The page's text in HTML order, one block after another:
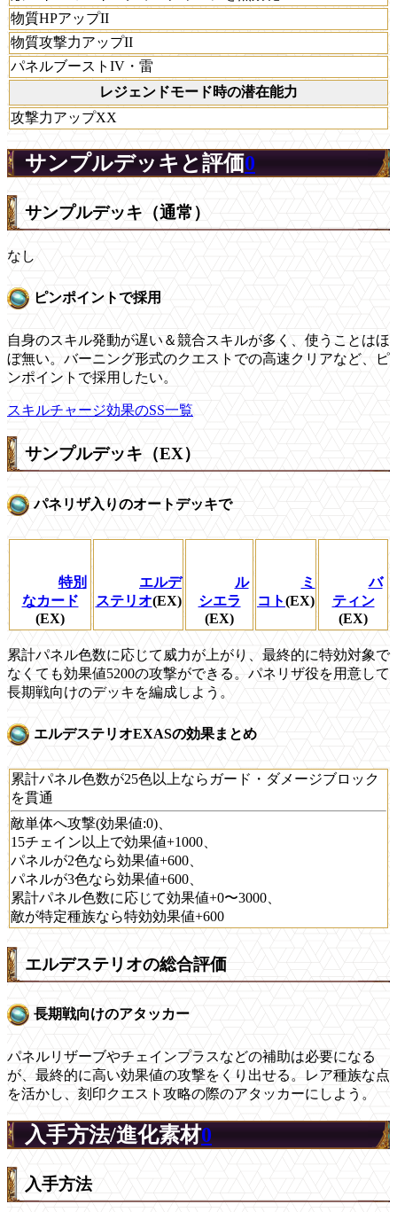
物質HPアップII
物質攻撃力アップII
パネルブーストIV・雷
レジェンドモード時の潜在能力
攻撃力アップXX
サンプルデッキと評価0
サンプルデッキ（通常）
なし
ピンポイントで採用
自身のスキル発動が遅い＆競合スキルが多く、使うことはほ
ぼ無い。バーニング形式のクエストでの高速クリアなど、ピ
ンポイントで採用したい。
スキルチャージ効果のSS一覧
サンプルデッキ（EX）
パネリザ入りのオートデッキで
特別
なカード
(EX)
エルデ
ステリオ(EX)
ル
シエラ
(EX)
ミ
コト(EX)
バ
ティン
(EX)
累計パネル色数に応じて威力が上がり、最終的に特効対象で
なくても効果値5200の攻撃ができる。パネリザ役を用意して
長期戦向けのデッキを編成しよう。
エルデステリオEXASの効果まとめ
累計パネル色数が25色以上ならガード・ダメージブロック
を貫通
敵単体へ攻撃(効果値:0)、
15チェイン以上で効果値+1000、
パネルが2色なら効果値+600、
パネルが3色なら効果値+600、
累計パネル色数に応じて効果値+0〜3000、
敵が特定種族なら特効効果値+600
エルデステリオの総合評価
長期戦向けのアタッカー
パネルリザーブやチェインプラスなどの補助は必要になる
が、最終的に高い効果値の攻撃をくり出せる。レア種族な点
を活かし、刻印クエスト攻略の際のアタッカーにしよう。
入手方法/進化素材0
入手方法